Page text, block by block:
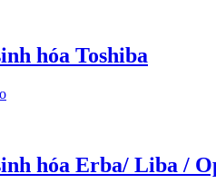
hóa Toshiba
hóa Erba/ Liba /